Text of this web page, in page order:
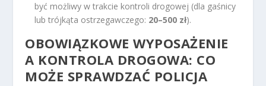
być możliwy w trakcie kontroli drogowej (dla gaśnicy
lub trójkąta ostrzegawczego: 20–500 zł).
OBOWIĄZKOWE WYPOSAŻENIE
A KONTROLA DROGOWA: CO
MOŻE SPRAWDZAĆ POLICJA